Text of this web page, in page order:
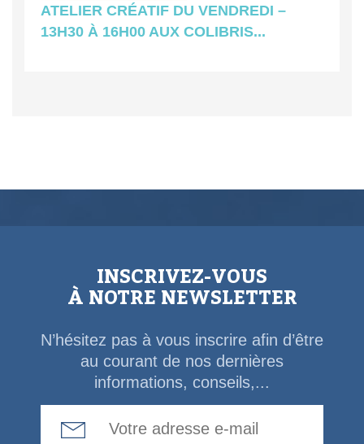
ATELIER CRÉATIF DU VENDREDI –
13H30 À 16H00 AUX COLIBRIS...
INSCRIVEZ-VOUS
À NOTRE NEWSLETTER
N’hésitez pas à vous inscrire afin d’être
au courant de nos dernières
informations, conseils,...